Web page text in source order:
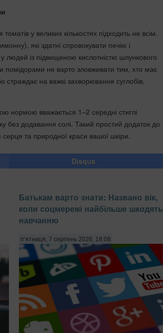
у великих кількостях підходить не всім.
які здатні спровокувати печію і
людей із підвищеною кислотністю шлункового
помідорами не варто зловживати тим, хто має
страждає на важкі захворювання суглобів,
вважається 1–2 середні стиглі
без додавання солі. Такий простий додаток до
та природної краси вашої шкіри.
Disqus
Батькам варто знати: Названо вік,
коли соцмережі найбільше шкодять
навчанню
п’ятниця, 7 серпень 2026, 18:08